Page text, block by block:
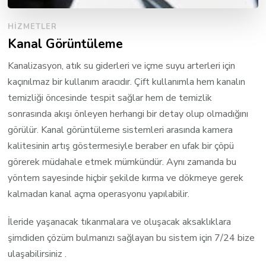
HIZMETLER
Kanal Görüntüleme
Kanalizasyon, atık su giderleri ve içme suyu arterleri için
kaçınılmaz bir kullanım aracıdır. Çift kullanımla hem kanalın
temizliği öncesinde tespit sağlar hem de temizlik
sonrasında akışı önleyen herhangi bir detay olup olmadığını
görülür. Kanal görüntüleme sistemleri arasında kamera
kalitesinin artış göstermesiyle beraber en ufak bir çöpü
görerek müdahale etmek mümkündür. Aynı zamanda bu
yöntem sayesinde hiçbir şekilde kırma ve dökmeye gerek
kalmadan kanal açma operasyonu yapılabilir.
İleride yaşanacak tıkanmalara ve oluşacak aksaklıklara
şimdiden çözüm bulmanızı sağlayan bu sistem için 7/24 bize
ulaşabilirsiniz .